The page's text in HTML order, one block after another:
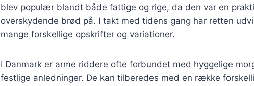
blev populær blandt både fattige og rige, da den var en
overskydende brød på. I takt med tidens gang har retten
mange forskellige opskrifter og variationer.
I Danmark er arme riddere ofte forbundet med hyggelige
festlige anledninger. De kan tilberedes med en række